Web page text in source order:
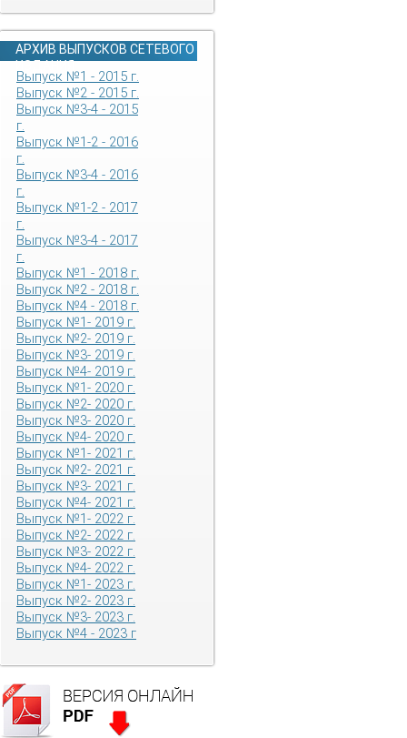
АРХИВ ВЫПУСКОВ СЕТЕВОГО
ИЗДАНИЯ
Выпуск №1 - 2015 г.
Выпуск №2 - 2015 г.
Выпуск №3-4 - 2015
г.
Выпуск №1-2 - 2016
г.
Выпуск №3-4 - 2016
г.
Выпуск №1-2 - 2017
г.
Выпуск №3-4 - 2017
г.
Выпуск №1 - 2018 г.
Выпуск №2 - 2018 г.
Выпуск №4 - 2018 г.
Выпуск №1- 2019 г.
Выпуск №2- 2019 г.
Выпуск №3- 2019 г.
Выпуск №4- 2019 г.
Выпуск №1- 2020 г.
Выпуск №2- 2020 г.
Выпуск №3- 2020 г.
Выпуск №4- 2020 г.
Выпуск №1- 2021 г.
Выпуск №2- 2021 г.
Выпуск №3- 2021 г.
Выпуск №4- 2021 г.
Выпуск №1- 2022 г.
Выпуск №2- 2022 г.
Выпуск №3- 2022 г.
Выпуск №4- 2022 г.
Выпуск №1- 2023 г.
Выпуск №2- 2023 г.
Выпуск №3- 2023 г.
Выпуск №4 - 2023 г